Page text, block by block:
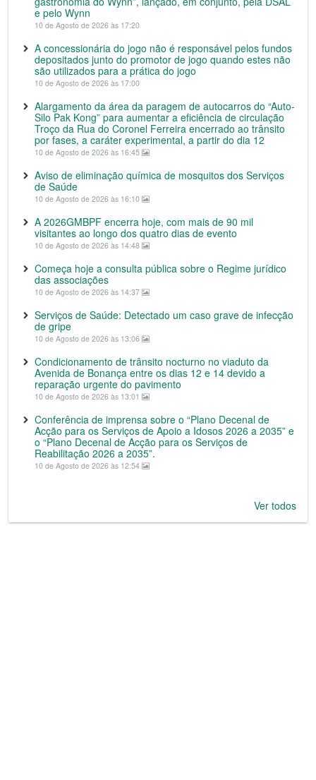
e pelo Wynn
10 de Agosto de 2026 às 17:20
A concessionária do jogo não é responsável pelos fundos
depositados junto do promotor de jogo quando estes não
são utilizados para a prática do jogo
10 de Agosto de 2026 às 17:00
Alargamento da área da paragem de autocarros do “Auto-
Silo Pak Kong” para aumentar a eficiência de circulação
Troço da Rua do Coronel Ferreira encerrado ao trânsito
por fases, a caráter experimental, a partir do dia 12
10 de Agosto de 2026 às 16:45
Aviso de eliminação química de mosquitos dos Serviços
de Saúde
10 de Agosto de 2026 às 16:10
A 2026GMBPF encerra hoje, com mais de 90 mil
visitantes ao longo dos quatro dias de evento
10 de Agosto de 2026 às 14:48
Começa hoje a consulta pública sobre o Regime jurídico
das associações
10 de Agosto de 2026 às 14:37
Serviços de Saúde: Detectado um caso grave de infecção
de gripe
10 de Agosto de 2026 às 13:06
Condicionamento de trânsito nocturno no viaduto da
Avenida de Bonança entre os dias 12 e 14 devido a
reparação urgente do pavimento
10 de Agosto de 2026 às 13:01
Conferência de imprensa sobre o “Plano Decenal de
Acção para os Serviços de Apoio a Idosos 2026 a 2035” e
o “Plano Decenal de Acção para os Serviços de
Reabilitação 2026 a 2035”.
10 de Agosto de 2026 às 12:54
Ver todos